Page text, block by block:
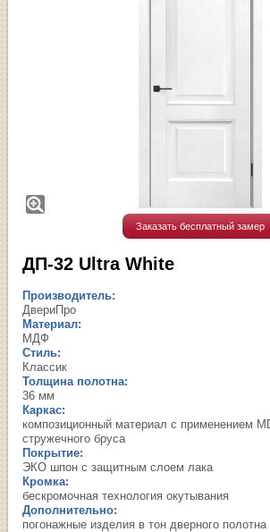
Заказать бесплатный замер
ДП-32 Ultra White
Производитель:
ДвериПро
Материал:
МДФ
Стиль:
Классик
Толщина полотна:
36 мм
Каркас:
композиционный материал с применением
стружечного бруса
Покрытие:
ЭКО шпон с защитным слоем лака
Кромка:
бескромочная технология окутывания
Дополнительно:
погонажные изделия в тон дверного полотна